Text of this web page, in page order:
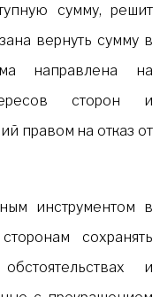
сумму, решит
вернуть сумму в
направлена на
сторон и
правом на отказ от
инструментом в
сохранять
и